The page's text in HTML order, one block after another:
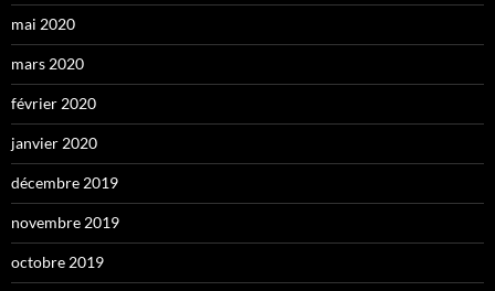
mai 2020
mars 2020
février 2020
janvier 2020
décembre 2019
novembre 2019
octobre 2019